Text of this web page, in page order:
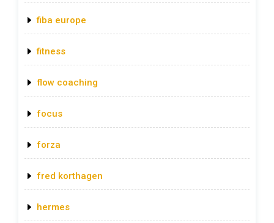
fiba europe
fitness
flow coaching
focus
forza
fred korthagen
hermes